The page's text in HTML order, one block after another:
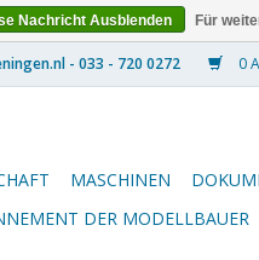
0
MASCHINEN
DER MODELLBAUER
Nachricht Ausblenden Für